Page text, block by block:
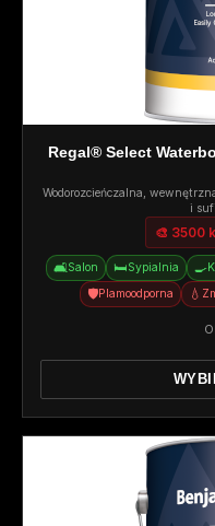
Regal® Select
Wodorozcieńczalna,
i
🎨 3500
🛋️Salon 🛏️Sypialnia 🍳
🛡️Plamoodporna 💧